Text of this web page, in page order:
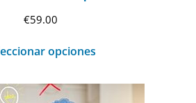
€59.00
opciones